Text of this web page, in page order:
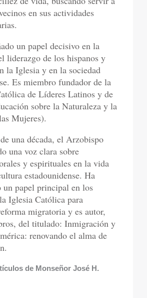
en sus actividades
un papel decisivo en la
liderazgo de los hispanos y
la Iglesia y en la sociedad
Es miembro fundador de la
de Líderes Latinos y de
sobre la Naturaleza y la
Mujeres).
una década, el Arzobispo
una voz clara sobre
y espirituales en la vida
estadounidense. Ha
un papel principal en los
Iglesia Católica para
migratoria y es autor,
del titulado: Inmigración y
renovando el alma de
de Monseñor José H.